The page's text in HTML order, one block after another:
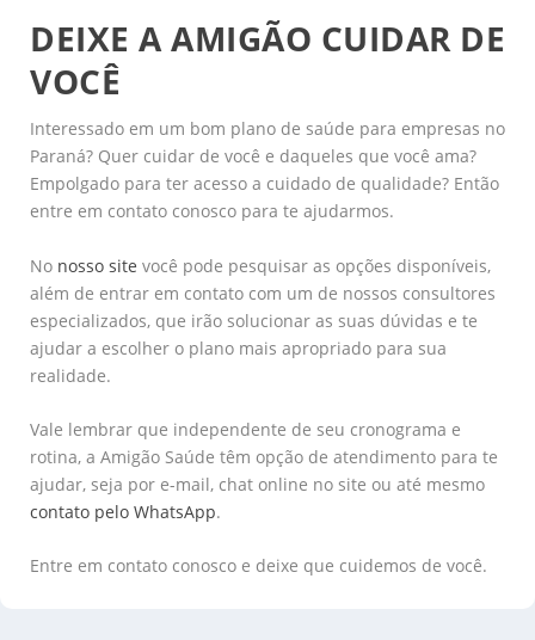
DEIXE A AMIGÃO CUIDAR DE
VOCÊ
Interessado em um bom plano de saúde para empresas no
Paraná? Quer cuidar de você e daqueles que você ama?
Empolgado para ter acesso a cuidado de qualidade? Então
entre em contato conosco para te ajudarmos.
No nosso site você pode pesquisar as opções disponíveis,
além de entrar em contato com um de nossos consultores
especializados, que irão solucionar as suas dúvidas e te
ajudar a escolher o plano mais apropriado para sua
realidade.
Vale lembrar que independente de seu cronograma e
rotina, a Amigão Saúde têm opção de atendimento para te
ajudar, seja por e-mail, chat online no site ou até mesmo
contato pelo WhatsApp.
Entre em contato conosco e deixe que cuidemos de você.